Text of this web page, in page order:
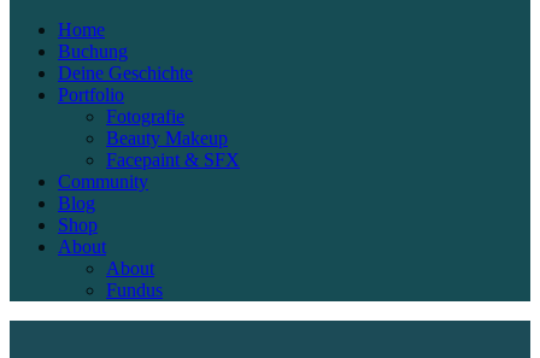
Home
Buchung
Deine Geschichte
Portfolio
Fotografie
Beauty Makeup
Facepaint & SFX
Community
Blog
Shop
About
About
Fundus